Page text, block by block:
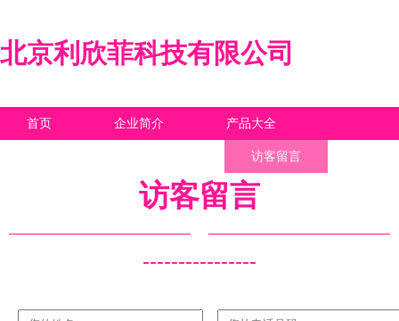
北京利欣菲科技有限公司
首页 企业简介 产品大全
访客留言
访客留言
----------------